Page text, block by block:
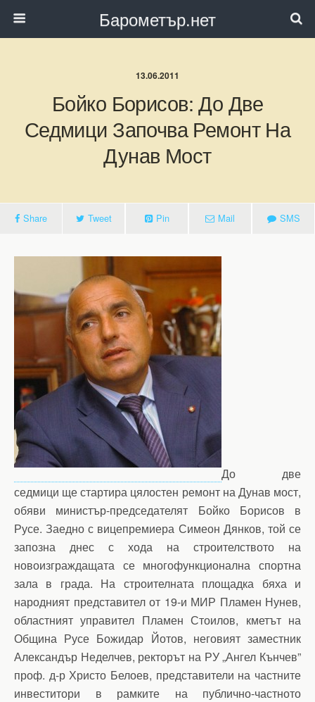
Барометър.нет
13.06.2011
Бойко Борисов: До Две
Седмици Започва Ремонт На
Дунав Мост
Share Tweet Pin Mail SMS
До две
седмици ще стартира цялостен ремонт на Дунав мост,
обяви министър-председателят Бойко Борисов в
Русе. Заедно с вицепремиера Симеон Дянков, той се
запозна днес с хода на строителството на
новоизграждащата се многофункционална спортна
зала в града. На строителната площадка бяха и
народният представител от 19-и МИР Пламен Нунев,
областният управител Пламен Стоилов, кметът на
Община Русе Божидар Йотов, неговият заместник
Александър Неделчев, ректорът на РУ „Ангел Кънчев”
проф. д-р Христо Белоев, представители на частните
инвеститори в рамките на публично-частното